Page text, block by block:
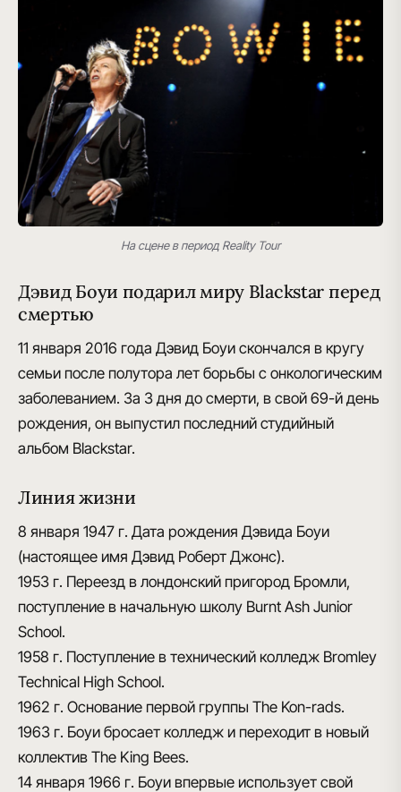
На сцене в период Reality Tour
Дэвид Боуи подарил миру Blackstar перед
смертью
11 января 2016 года Дэвид Боуи скончался в кругу
семьи после полутора лет борьбы с онкологическим
заболеванием. За 3 дня до смерти, в свой 69-й день
рождения, он выпустил последний студийный
альбом Blackstar.
Линия жизни
8 января 1947 г. Дата рождения Дэвида Боуи
(настоящее имя Дэвид Роберт Джонс).
1953 г. Переезд в лондонский пригород Бромли,
поступление в начальную школу Burnt Ash Junior
School.
1958 г. Поступление в технический колледж Bromley
Technical High School.
1962 г. Основание первой группы The Kon-rads.
1963 г. Боуи бросает колледж и переходит в новый
коллектив The King Bees.
14 января 1966 г. Боуи впервые использует свой